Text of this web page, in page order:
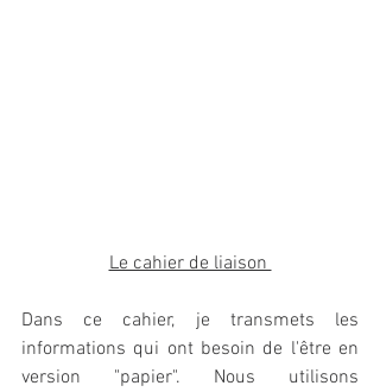
Le cahier de liaison
Dans ce cahier, je transmets les
informations qui ont besoin de l'être en
version "papier". Nous utilisons